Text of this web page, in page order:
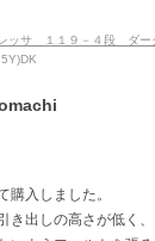
ッサ １１９－４段 ダー
購入しました。
き出しの高さが低く